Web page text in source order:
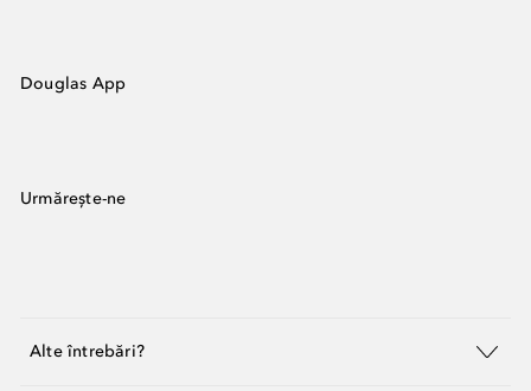
Douglas App
Urmărește-ne
Alte întrebări?